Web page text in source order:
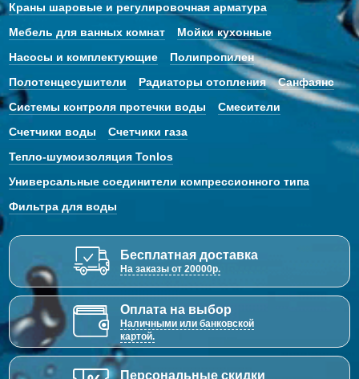
Краны шаровые и регулировочная арматура
Мебель для ванных комнат
Мойки кухонные
Насосы и комплектующие
Полипропилен
Полотенцесушители
Радиаторы отопления
Санфаянс
Системы контроля протечки воды
Смесители
Счетчики воды
Счетчики газа
Тепло-шумоизоляция Tonlos
Универсальные соединители компрессионного типа
Фильтра для воды
Бесплатная доставка
На заказы от 20000р.
Оплата на выбор
Наличными или банковской
картой.
Персональные скидки